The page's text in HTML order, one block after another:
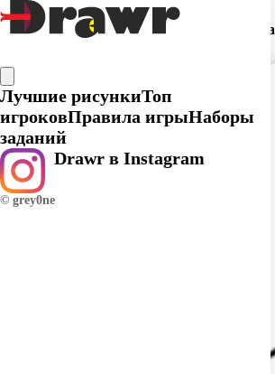
Лучшие рисункиТоп
игроковПравила игрыНаборы
заданий
Drawr в Instagram
© grey0ne
Догадка игрока Алена